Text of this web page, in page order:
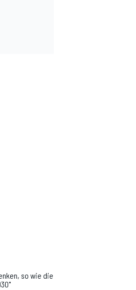
so wie die